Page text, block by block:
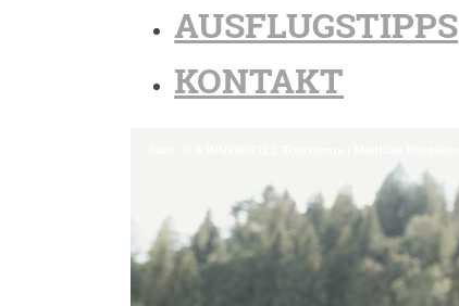
AUSFLUGSTIPPS
KONTAKT